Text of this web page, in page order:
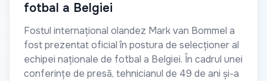
fotbal a Belgiei
Fostul internațional olandez Mark van Bommel a
fost prezentat oficial în postura de selecționer al
echipei naționale de fotbal a Belgiei. În cadrul unei
conferințe de presă, tehnicianul de 49 de ani și-a